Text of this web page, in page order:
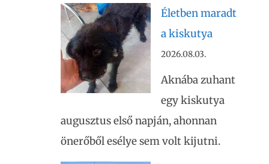
Életben maradt
a kiskutya
2026.08.03.
Aknába zuhant
egy kiskutya
augusztus első napján, ahonnan
önerőből esélye sem volt kijutni.